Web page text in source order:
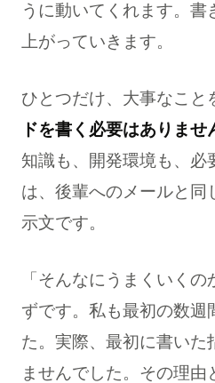
うに動いてくれます。
上がっていきます。
ひとつだけ、大事なこと
ドを書く必要はありませ
知識も、開発環境も、必
は、後輩へのメールと同
示文です。
「そんなにうまくいく
ずです。私も最初の数週
た。実際、最初に書いた
ませんでした。その理